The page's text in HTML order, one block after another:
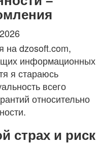
на dzosoft.com,
информационных
я стараюсь
всего
относительно
страх и риск